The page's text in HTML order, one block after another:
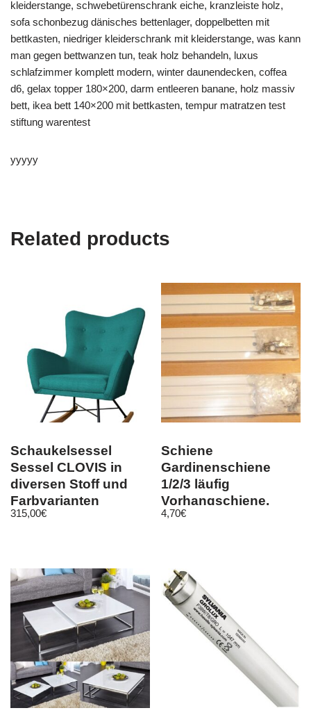
kleiderstange, schwebetürenschrank eiche, kranzleiste holz,
sofa schonbezug dänisches bettenlager, doppelbetten mit
bettkasten, niedriger kleiderschrank mit kleiderstange, was kann
man gegen bettwanzen tun, teak holz behandeln, luxus
schlafzimmer komplett modern, winter daunendecken, coffea
d6, gelax topper 180×200, darm entleeren banane, holz massiv
bett, ikea bett 140×200 mit bettkasten, tempur matratzen test
stiftung warentest
yyyyy
Related products
Schaukelsessel
Sessel CLOVIS in
diversen Stoff und
Farbvarianten
315,00€
Schiene
Gardinenschiene
1/2/3 läufig
Vorhangschiene,
Montageset Längen
4,70€